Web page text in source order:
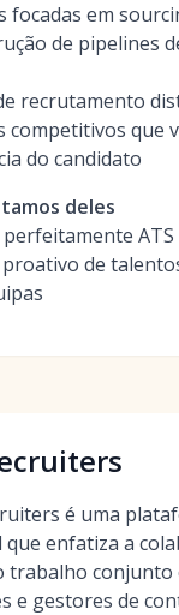
focadas em
de pipelines
recrutamento
competitivos que
do candidato
deles
ATS
de
é uma
enfatiza a
trabalho conjunto
e gestores de